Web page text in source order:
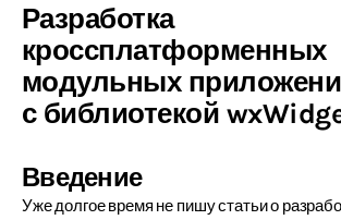
Разработка
кроссплатформенных
модульных
с библиотекой
Введение
Уже долгое время не пишу статьи о